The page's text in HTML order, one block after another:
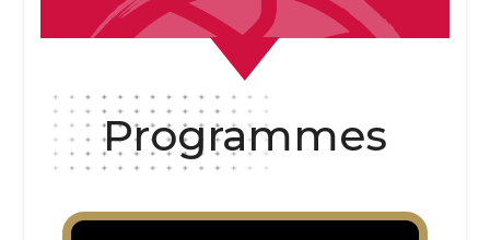
Programmes